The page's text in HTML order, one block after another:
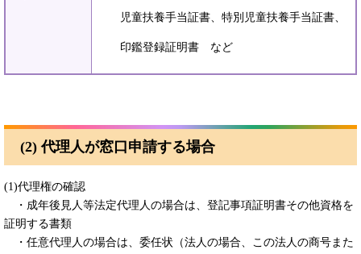
児童扶養手当証書、特別児童扶養手当証書、
印鑑登録証明書 など
(2) 代理人が窓口申請する場合
(1)代理権の確認
・成年後見人等法定代理人の場合は、登記事項証明書その他資格を
証明する書類
・任意代理人の場合は、委任状（法人の場合、この法人の商号また